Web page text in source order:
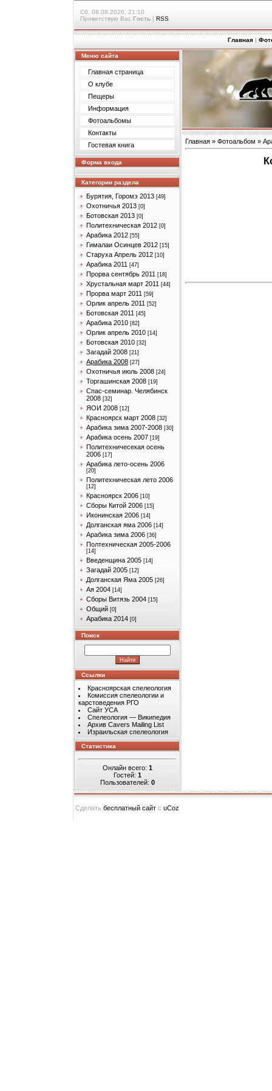
Сб, 08.08.2026, 21:10
Приветствую Вас Гость | RSS
Главная |
Меню сайта
Главная страница
О клубе
Пещеры
Информация
Фотоальбомы
Контакты
Гостевая книга
Форма входа
Категории раздела
Бурятия, Горомэ 2013 [49]
Охотничья 2013 [0]
Ботовская 2013 [0]
Политехническая 2012 [0]
Арабика 2012 [55]
Гималаи Осинцев 2012 [15]
Старуха Апрель 2012 [10]
Арабика 2011 [47]
Прорва сентябрь 2011 [18]
Хрустальная март 2011 [44]
Прорва март 2011 [59]
Орлик апрель 2011 [52]
Ботовская 2011 [45]
Арабика 2010 [82]
Орлик апрель 2010 [14]
Ботовская 2010 [32]
Загадай 2008 [21]
Арабика 2008 [27]
Охотничья июль 2008 [24]
Торгашинская 2008 [19]
Спас-семинар. Челябинск
2008 [32]
ЯОИ 2008 [12]
Красноярск март 2008 [32]
Арабика зима 2007-2008 [30]
Арабика осень 2007 [19]
Политехничесекая осень
2006 [17]
Арабика лето-осень 2006
[20]
Политехническая лето 2006
[12]
Красноярск 2006 [10]
Сборы Китой 2006 [15]
Иконинская 2006 [14]
Долганская яма 2006 [14]
Арабика зима 2006 [36]
Полтехническая 2005-2006
[14]
Введенщина 2005 [14]
Загадай 2005 [12]
Долганская Яма 2005 [26]
Ая 2004 [14]
Сборы Витязь 2004 [15]
Общий [0]
Арабика 2014 [0]
Поиск
Ссылки
Красноярская спелеология
Комиссия спелеологии и
карстоведения РГО
Сайт УСА
Спелеология — Википедия
Архив Cavers Mailing List
Израильская спелеология
Статистика
Онлайн всего: 1
Гостей: 1
Пользователей: 0
Главная » Фотоальбом »
Сделать бесплатный сайт с uCoz